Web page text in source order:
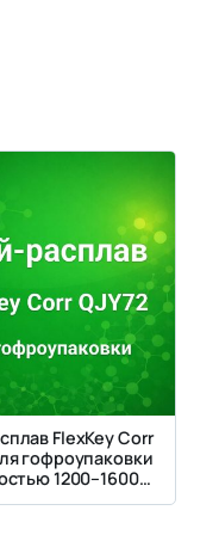
FlexKey Corr
гофроупаковки
1200–1600
мПа·с